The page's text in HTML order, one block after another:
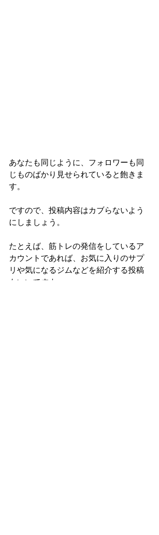
あなたも同じように、フォロワーも同
じものばかり見せられていると飽きま
す。
ですので、投稿内容はカブらないよう
にしましょう。
たとえば、筋トレの発信をしているア
カウントであれば、お気に入りのサプ
リや気になるジムなどを紹介する投稿
もいいですよ。